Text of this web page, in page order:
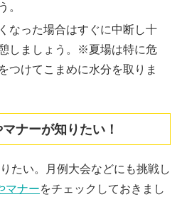
。
なった場合はすぐに中断し十
しましょう。※夏場は特に危
つけてこまめに水分を取りま
ナーが知りたい！
たい。月例大会などにも挑戦し
マナーをチェックしておきまし